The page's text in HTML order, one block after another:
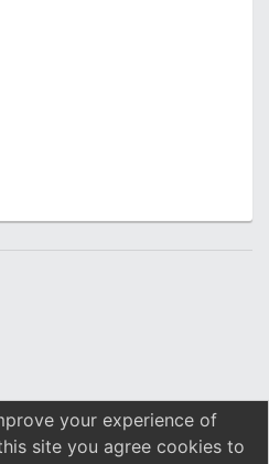
your experience of
site you agree cookies to